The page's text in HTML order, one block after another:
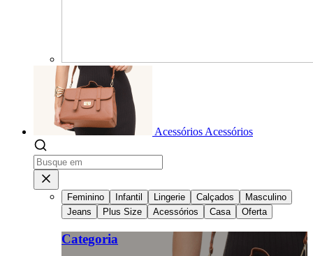
Acessórios Acessórios
Feminino Infantil Lingerie Calçados
Masculino
Jeans
Plus Size Acessórios Casa Oferta
Categoria